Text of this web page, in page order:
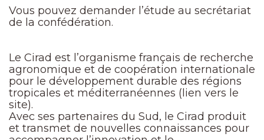
Vous pouvez demander l’étude au secrétariat
de la confédération.
Le Cirad est l’organisme français de recherche
agronomique et de coopération internationale
pour le développement durable des régions
tropicales et méditerranéennes (lien vers le
site).
Avec ses partenaires du Sud, le Cirad produit
et transmet de nouvelles connaissances pour